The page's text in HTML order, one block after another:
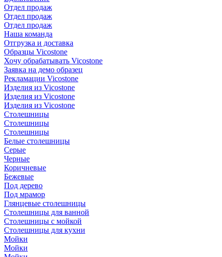
Отдел продаж
Отдел продаж
Отдел продаж
Наша команда
Отгрузка и доставка
Образцы Vicostone
Хочу обрабатывать Vicostone
Заявка на демо образец
Рекламации Vicostone
Изделия из Vicostone
Изделия из Vicostone
Изделия из Vicostone
Столешницы
Столешницы
Столешницы
Белые столешницы
Серые
Черные
Коричневые
Бежевые
Под дерево
Под мрамор
Глянцевые столешницы
Столешницы для ванной
Столешницы с мойкой
Столешницы для кухни
Мойки
Мойки